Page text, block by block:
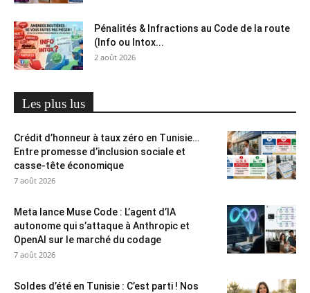
Pénalités & Infractions au Code de la route
(Info ou Intox...
2 août 2026
Les plus lus
Crédit d’honneur à taux zéro en Tunisie…
Entre promesse d’inclusion sociale et
casse-tête économique
7 août 2026
Meta lance Muse Code : L’agent d’IA
autonome qui s’attaque à Anthropic et
OpenAI sur le marché du codage
7 août 2026
Soldes d’été en Tunisie : C’est parti ! Nos